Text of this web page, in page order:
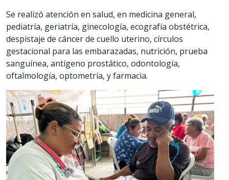
Se realizó atención en salud, en medicina general,
pediatría, geriatría, ginecología, ecografía obstétrica,
despistaje de cáncer de cuello uterino, círculos
gestacional para las embarazadas, nutrición, prueba
sanguínea, antígeno prostático, odontología,
oftalmología, optometría, y farmacia.